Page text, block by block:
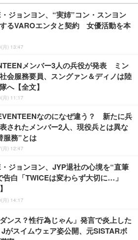
ジョンヨン、“実姉”コン・スンヨン
るVAROエンタと契約 女優活動を本
月) 13:47
メンバー3人の兵役が発表 ミン
会服務要員、スングァン＆ディノは陸
へ【全文】
月) 11:17
なのになぜ違う？ 新たに兵
されたメンバー2人、現役兵とは異な
服務”とは
月) 12:47
ジョンヨン、JYP退社の心境を“直筆
告白「TWICEは変わらず大切に…」
月) 14:17
ダンス？性行為じゃん」発言で炎上した
がスイムウェア姿公開、元SISTARボ